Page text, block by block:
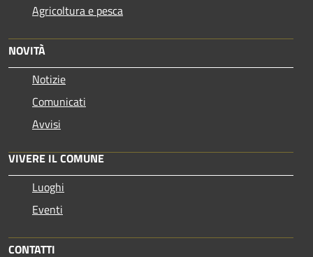
Agricoltura e pesca
NOVITÀ
Notizie
Comunicati
Avvisi
VIVERE IL COMUNE
Luoghi
Eventi
CONTATTI